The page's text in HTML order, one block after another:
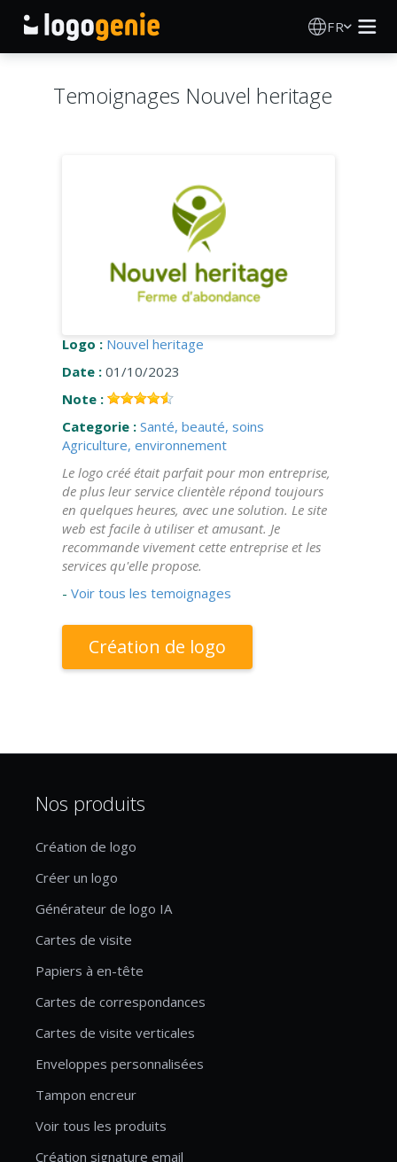
FR
Temoignages Nouvel heritage
Logo : Nouvel heritage
Date : 01/10/2023
Note :
Categorie : Santé, beauté, soins
Agriculture, environnement
Le logo créé était parfait pour mon entreprise,
de plus leur service clientèle répond toujours
en quelques heures, avec une solution. Le site
web est facile à utiliser et amusant. Je
recommande vivement cette entreprise et les
services qu'elle propose.
- Voir tous les temoignages
Création de logo
Nos produits
Création de logo
Créer un logo
Générateur de logo IA
Cartes de visite
Papiers à en-tête
Cartes de correspondances
Cartes de visite verticales
Enveloppes personnalisées
Tampon encreur
Voir tous les produits
Création signature email